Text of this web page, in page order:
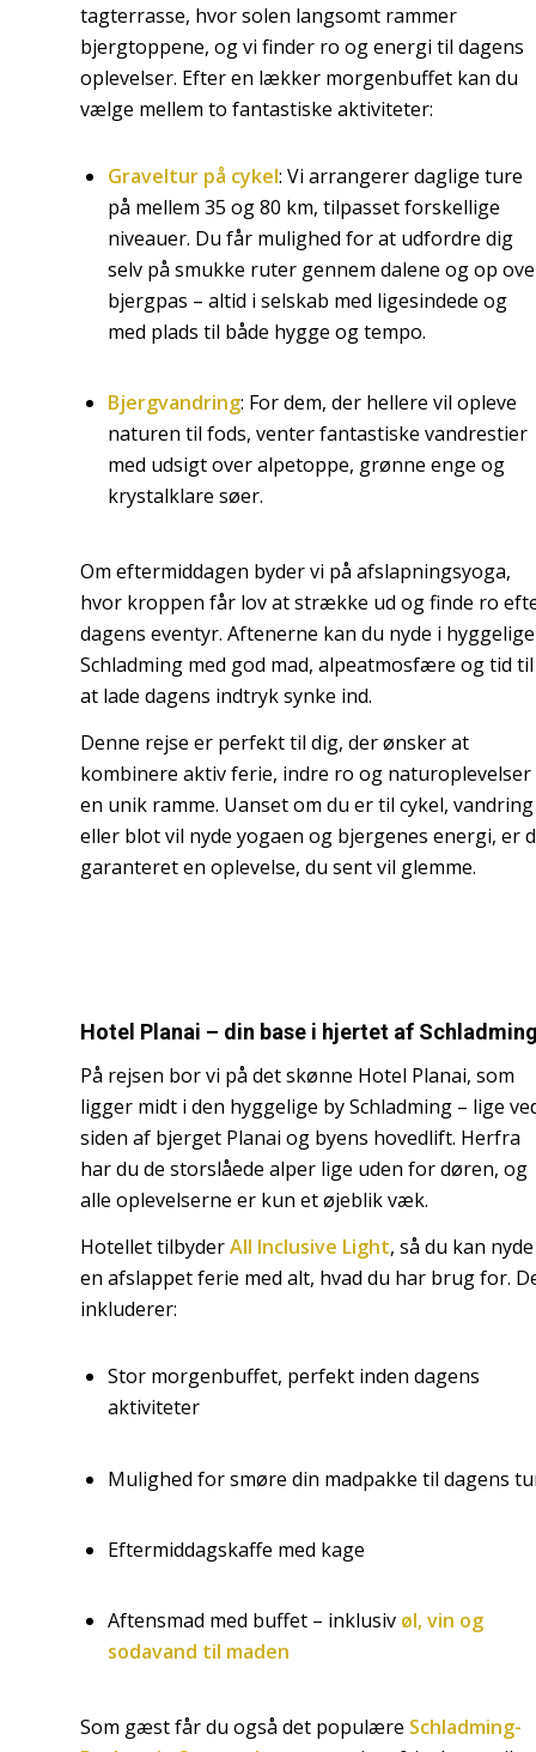
tagterrasse, hvor solen langsomt rammer
bjergtoppene, og vi finder ro og energi til dagens
oplevelser. Efter en lækker morgenbuffet kan du
vælge mellem to fantastiske aktiviteter:
Graveltur på cykel: Vi arrangerer daglige ture
på mellem 35 og 80 km, tilpasset forskellige
niveauer. Du får mulighed for at udfordre dig
selv på smukke ruter gennem dalene og op
bjergpas – altid i selskab med ligesindede og
med plads til både hygge og tempo.
Bjergvandring: For dem, der hellere vil opleve
naturen til fods, venter fantastiske vandrestier
med udsigt over alpetoppe, grønne enge og
krystalklare søer.
Om eftermiddagen byder vi på afslapningsyoga,
hvor kroppen får lov at strække ud og finde ro
dagens eventyr. Aftenerne kan du nyde i hyggelige
Schladming med god mad, alpeatmosfære og tid til
at lade dagens indtryk synke ind.
Denne rejse er perfekt til dig, der ønsker at
kombinere aktiv ferie, indre ro og naturoplevelser
en unik ramme. Uanset om du er til cykel, vandring
eller blot vil nyde yogaen og bjergenes energi, er
garanteret en oplevelse, du sent vil glemme.
Hotel Planai – din base i hjertet af
På rejsen bor vi på det skønne Hotel Planai, som
ligger midt i den hyggelige by Schladming – lige
siden af bjerget Planai og byens hovedlift. Herfra
har du de storslåede alper lige uden for døren, og
alle oplevelserne er kun et øjeblik væk.
Hotellet tilbyderAll Inclusive Light, så du kan nyde
en afslappet ferie med alt, hvad du har brug for.
inkluderer:
Stor morgenbuffet, perfekt inden dagens
aktiviteter
Mulighed for smøre din madpakke til dagens
Eftermiddagskaffe med kage
Aftensmad med buffet – inklusiv øl, vin og
sodavand til maden
Som gæst får du også det populære Schladming-